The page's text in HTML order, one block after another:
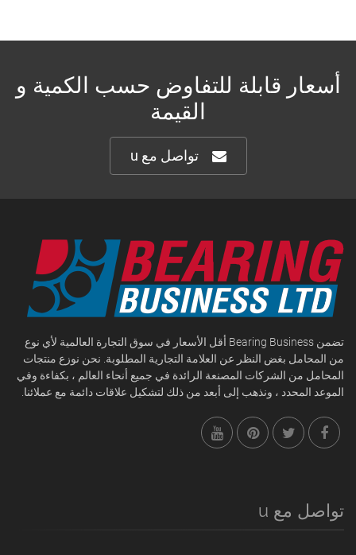
أسعار قابلة للتفاوض حسب الكمية و
القيمة
تواصل مع u
تضمن Bearing Business أقل الأسعار في سوق التجارة العالمية لأي نوع
من المحامل بغض النظر عن العلامة التجارية المطلوبة. نحن نوزع منتجات
المحامل من الشركات المصنعة الرائدة في جميع أنحاء العالم ، بكفاءة وفي
الموعد المحدد ، ونذهب إلى أبعد من ذلك لتشكيل علاقات دائمة مع عملائنا.
تواصل مع u